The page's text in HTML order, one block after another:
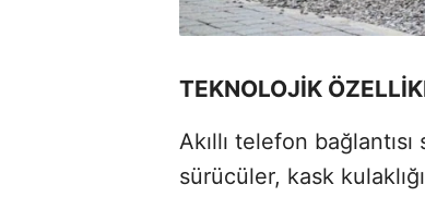
TEKNOLOJİK
Akıllı telefon
sürücüler, kask